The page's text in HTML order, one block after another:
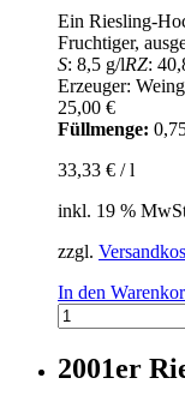
Menge
Ein Riesling-
Fruchtiger,
S: 8,5 g/lRZ:
Erzeuger:
25,00 €
Füllmenge:
33,33 € /l
inkl. 19 %
zzgl.
In den
2000er
Riesling-
Hochgewächs
Lieblich
2001er